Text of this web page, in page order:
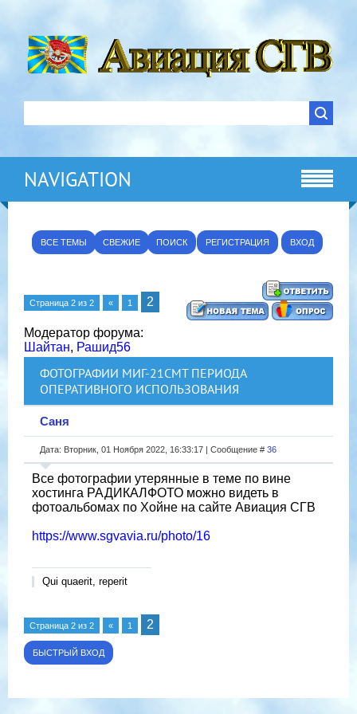
NAVIGATION
ВСЕ ТЕМЫ СВЕЖИЕ ПОИСК РЕГИСТРАЦИЯ ВХОД
Страница 2 из 2 « 1 2
Модератор форума:
Шайтан, Рашид56
ФОТОГРАФИИ МИГ-21СМТ ПЕРИОДА
ОПЕРАТИВНОГО ИСПОЛЬЗОВАНИЯ
Саня
Дата: Вторник, 01 Ноября 2022, 16:33:17 | Сообщение # 36
Все фотографии утерянные в теме по вине
хостинга РАДИКАЛФОТО можно видеть в
фотоальбомах по Хойне на сайте Авиация СГВ
https://www.sgvavia.ru/photo/16
Qui quaerit, reperit
Страница 2 из 2 « 1 2